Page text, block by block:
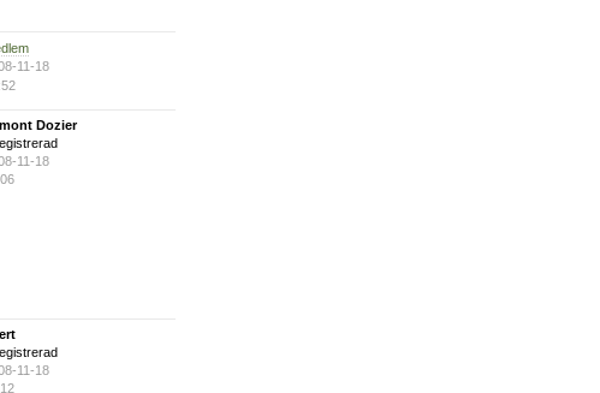
11-18
Dozier
11-18
11-18